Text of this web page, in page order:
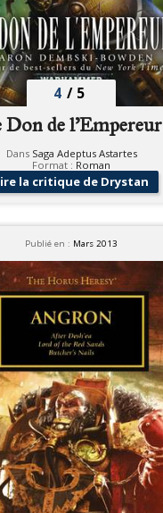
4 / 5
Don de l'Empereur
Dans Saga Adeptus Astartes
Format : Roman
la critique de Drystan
Publié en : Mars 2013